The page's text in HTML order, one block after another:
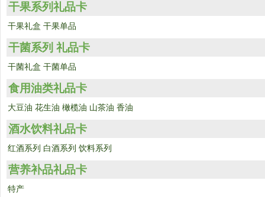
干果系列礼品卡
干果礼盒 干果单品
干菌系列 礼品卡
干菌礼盒 干菌单品
食用油类礼品卡
大豆油 花生油 橄榄油 山茶油 香油
酒水饮料礼品卡
红酒系列 白酒系列 饮料系列
营养补品礼品卡
特产